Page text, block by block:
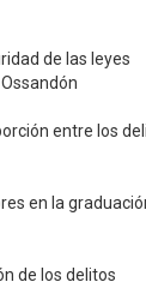
de las leyes
entre los
en la
de los delitos